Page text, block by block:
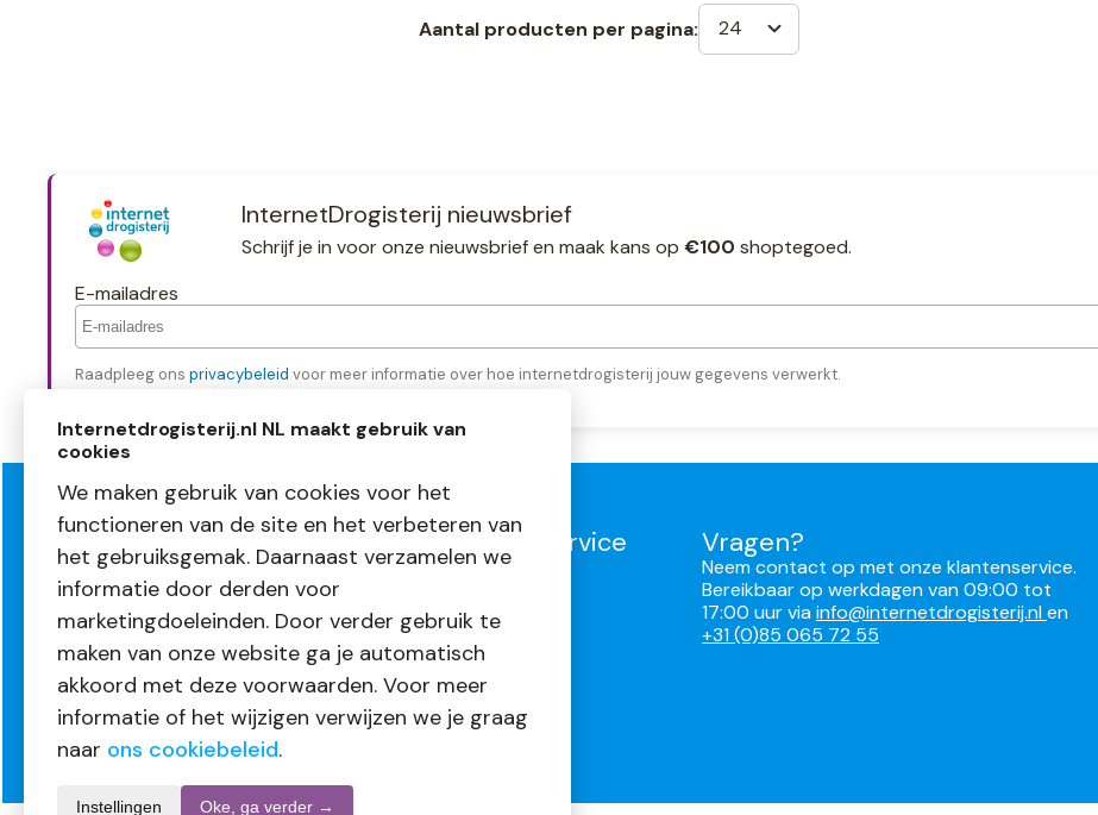
Aantal producten per pagina: 24
InternetDrogisterij nieuwsbrief
Schrijf je in voor onze nieuwsbrief en maak kans op €100 shoptegoed.
E-mailadres
Raadpleeg ons privacybeleid voor meer informatie over hoe internetdrogisterij jouw gegevens verwerkt.
Over InternetDrogisterij.nl
Mijn account
Nieuwsbrief
Blogs
Vacatures
Volg ons
Klantenservice
Bestellen
Levering
Retourneren
Garantie
Vragen?
Neem contact op met onze klantenservice.
Bereikbaar op werkdagen van 09:00 tot
17:00 uur viainfo@internetdrogisterij.nlen
+31 (0)85 065 72 55
Internetdrogisterij.nl NL maakt gebruik van
cookies
We maken gebruik van cookies voor het
functioneren van de site en het verbeteren van
het gebruiksgemak. Daarnaast verzamelen we
informatie door derden voor
marketingdoeleinden. Door verder gebruik te
maken van onze website ga je automatisch
akkoord met deze voorwaarden. Voor meer
informatie of het wijzigen verwijzen we je graag
naar ons cookiebeleid.
Instellingen Oke, ga verder →